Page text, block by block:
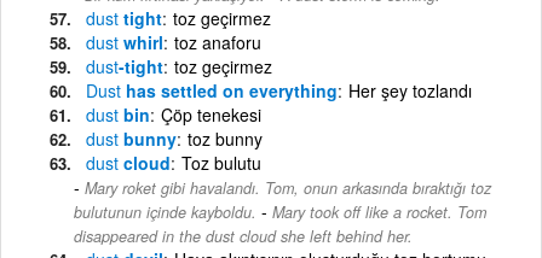
dust tight toz geçirmez
dust whirl toz anaforu
dust-tight toz geçirmez
Dust has settled on everything Her şey tozlandı
dust bin Çöp tenekesi
dust bunny toz bunny
dust cloud Toz bulutu
Mary roket gibi havalandı. Tom, onun arkasında bıraktığı toz
bulutunun içinde kayboldu. - Mary took off like a rocket. Tom
disappeared in the dust cloud she left behind her.